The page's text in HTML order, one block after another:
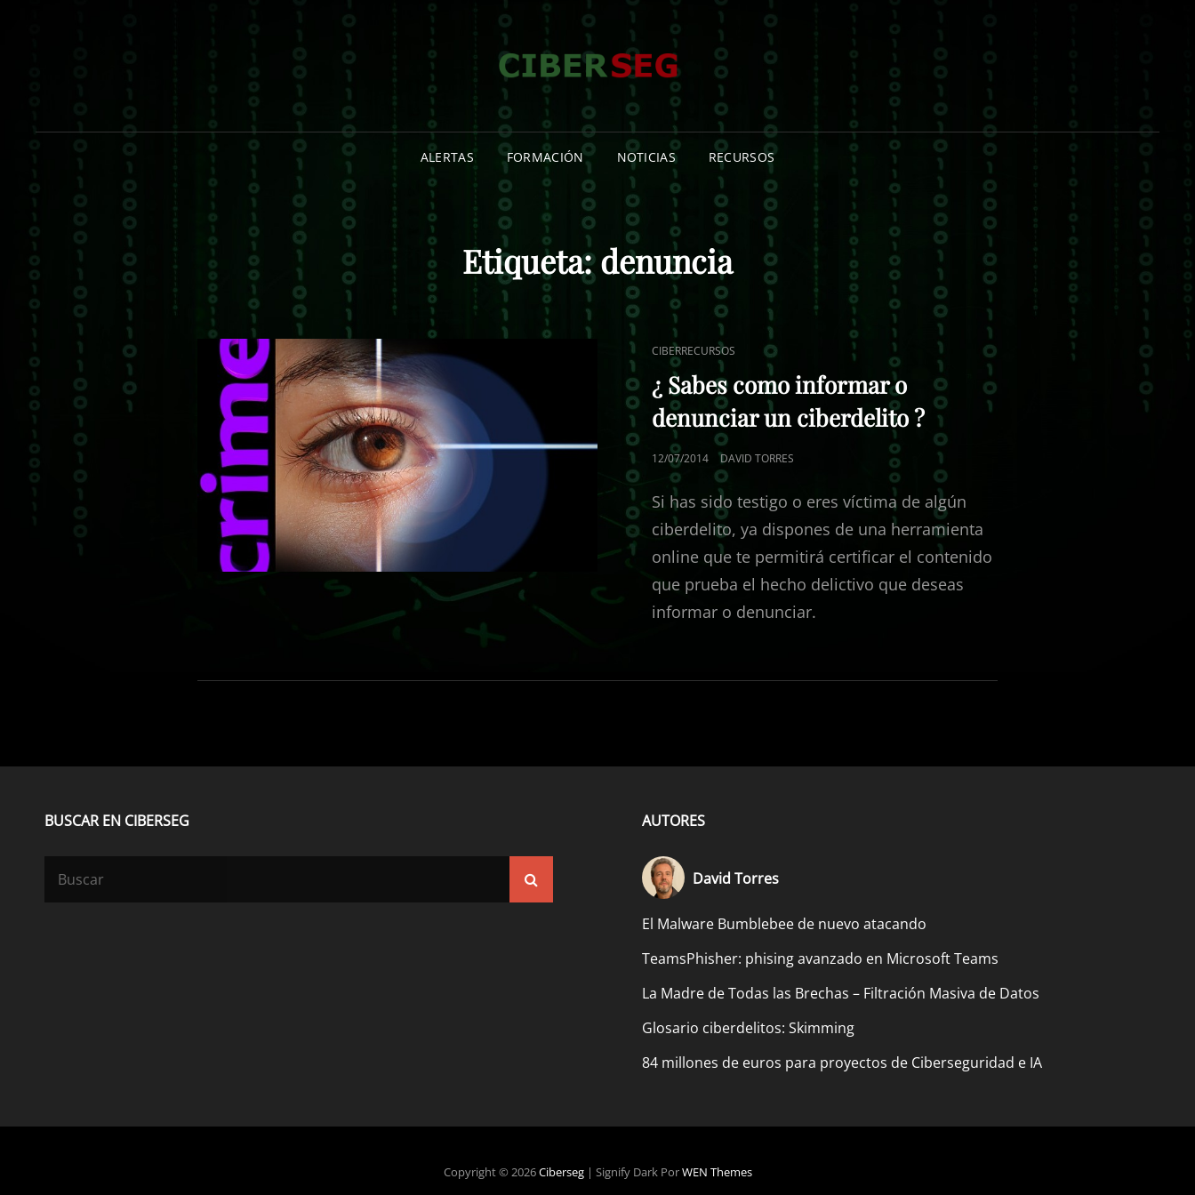
CIBERSEG
NOTICIAS, ALERTAS, FORMACIÓN Y RECURSOS DE
CIBERSEGURIDAD. CIBERSEG , LA SEGURIDAD DE LA
INFORMACIÓN ES ASUNTO DE TODOS. ESPAÑA –
ISLAS CANARIAS.
ALERTAS FORMACIÓN NOTICIAS RECURSOS
Etiqueta:denuncia
ENLACES
CATEGORÍAS
CIBERRECURSOS
¿ Sabes como informar o
denunciar un ciberdelito ?
PUBLICADO
12/07/2014 DAVID TORRES
Si has sido testigo o eres víctima de algún
ciberdelito, ya dispones de una herramienta
online que te permitirá certificar el contenido
que prueba el hecho delictivo que deseas
informar o denunciar.
BUSCAR EN CIBERSEG AUTORES
David Torres
El Malware Bumblebee de nuevo atacando
TeamsPhisher: phising avanzado en Microsoft Teams
La Madre de Todas las Brechas – Filtración Masiva de Datos
Glosario ciberdelitos: Skimming
84 millones de euros para proyectos de Ciberseguridad e IA
Copyright © 2026Ciberseg | Signify Dark PorWEN Themes